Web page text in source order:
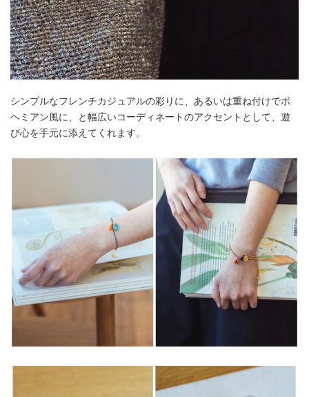
シンプルなフレンチカジュアルの彩りに、あるいは重ね付けでボ
ヘミアン風に、と幅広いコーディネートのアクセントとして、遊
び心を手元に添えてくれます。